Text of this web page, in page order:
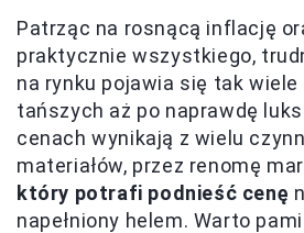
Patrząc na rosnącą inflację
praktycznie wszystkiego,
na rynku pojawia się tak
tańszych aż po naprawdę
cenach wynikają z wielu
materiałów, przez renomę
który potrafi podnieść cenę
napełniony helem. Warto